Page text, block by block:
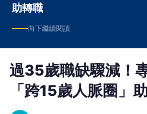
助轉職
向下繼續閱讀
過35歲職缺驟減！
「跨15歲人脈圈」